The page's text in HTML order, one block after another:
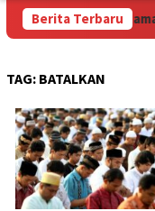
Berita Terbaru
Harga
TAG: BATALKAN